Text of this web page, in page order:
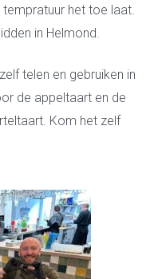
het toe laat.
in Helmond.
telen en gebruiken in
de appeltaart en de
Kom het zelf